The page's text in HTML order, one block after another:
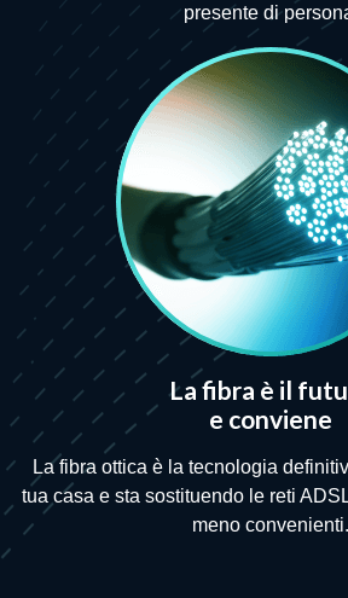
presente di
La fibra è il
e conviene
La fibra ottica è la tecnologia
tua casa e sta sostituendo le reti
meno convenienti.